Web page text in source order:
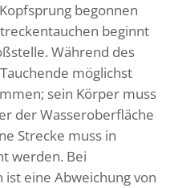
begonnen
beginnt
Während des
möglichst
sein Körper muss
der Wasseroberfläche
Strecke muss in
werden. Bei
eine Abweichung von